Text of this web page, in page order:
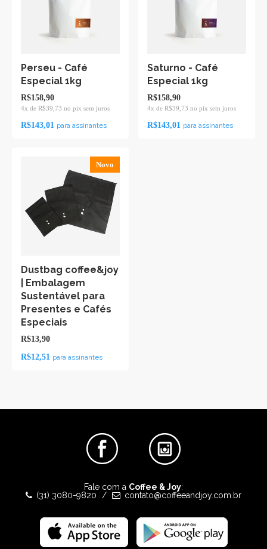
Perseu - Café
Especial 1kg
R$158,90
4x de R$39,73 no pix sem juros
R$143,01 para assinantes
Saturno - Café
Especial 1kg
R$158,90
4x de R$39,73 no pix sem juros
R$143,01 para assinantes
Novo
Dustbag coffee&joy
| Embalagem
Sustentável para
Presentes e Cafés
Especiais
R$13,90
R$12,51 para assinantes
Facebook Instagram
Fale com a Coffee & Joy:
(31) 3080-9820
/ contato@coffeeandjoy.com.br